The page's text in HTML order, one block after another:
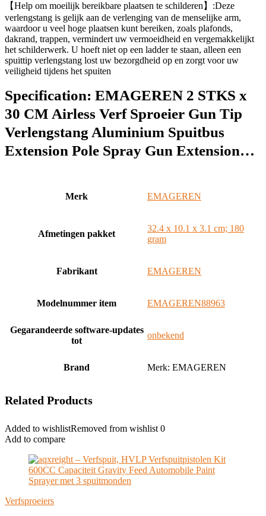
【Help om moeilijk bereikbare plaatsen te schilderen】:Deze
verlengstang is gelijk aan de verlenging van de menselijke arm,
waardoor u veel hoge plaatsen kunt bereiken, zoals plafonds,
dakrand, trappen, vermindert uw vermoeidheid en vergemakkelijkt
het schilderwerk. U hoeft niet op een ladder te staan, alleen een
spuittip verlengstang lost uw bezorgdheid op en zorgt voor uw
veiligheid tijdens het spuiten
Specification: EMAGEREN 2 STKS x
30 CM Airless Verf Sproeier Gun Tip
Verlengstang Aluminium Spuitbus
Extension Pole Spray Gun Extension…
Merk ‎EMAGEREN
Afmetingen pakket
‎32.4 x 10.1 x 3.1 cm; 180
gram
Fabrikant ‎EMAGEREN
Modelnummer item ‎EMAGEREN88963
Gegarandeerde software-updates
tot
‎onbekend
Brand Merk: EMAGEREN
Related Products
Added to wishlistRemoved from wishlist 0
Add to compare
Verfsproeiers